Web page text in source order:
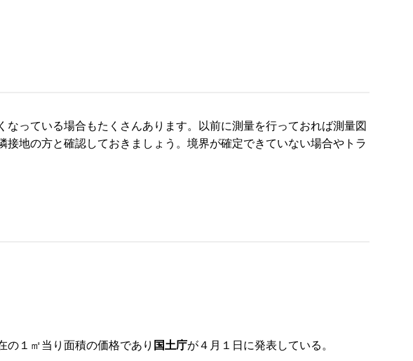
っている場合もたくさんあります。以前に測量を行っておれば測量図
地の方と確認しておきましょう。境界が確定できていない場合やトラ
の１㎡当り面積の価格であり 国土庁が４月１日に発表している。